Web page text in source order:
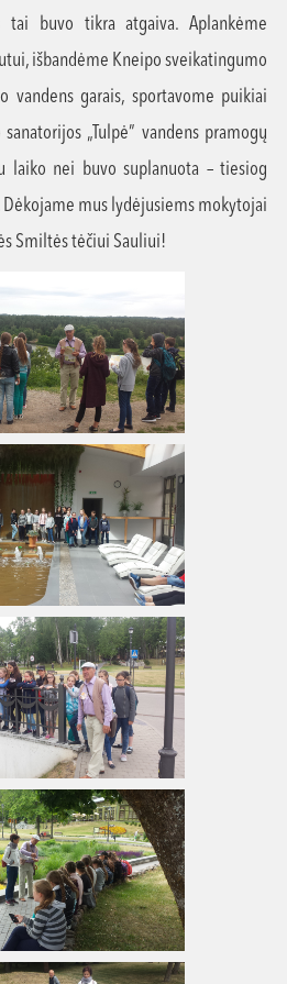
tai buvo tikra atgaiva. Aplankėme
išbandėme Kneipo sveikatingumo
vandens garais, sportavome puikiai
„Tulpė” vandens pramogų
laiko nei buvo suplanuota – tiesiog
mus lydėjusiems mokytojai
Smiltės tėčiui Sauliui!